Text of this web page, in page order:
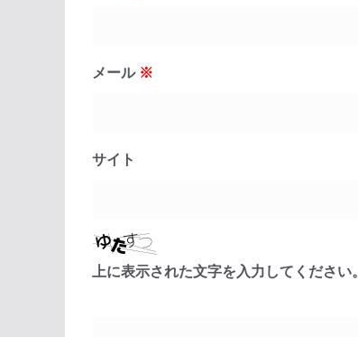
メール ※
サイト
上に表示された文字を入力してください。